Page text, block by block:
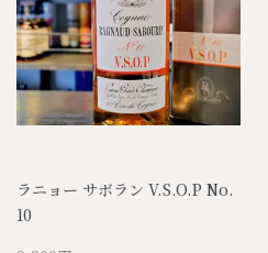
ラニョー サボラン V.S.O.P No.
10